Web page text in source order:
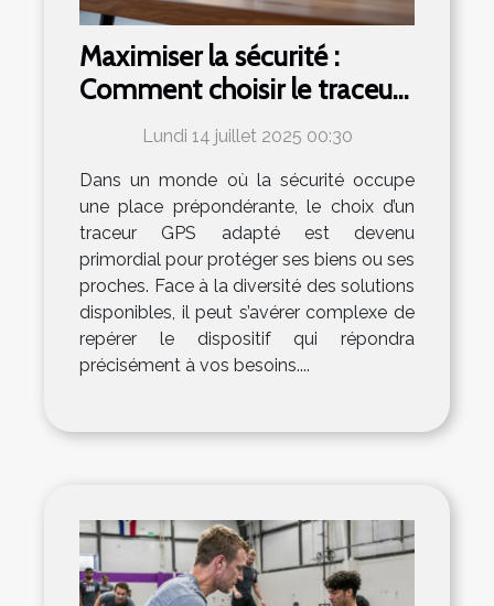
Maximiser la sécurité :
Comment choisir le traceur
GPS idéal ?Lundi 14 juillet 2025 00:30
Dans un monde où la sécurité occupe
une place prépondérante, le choix d’un
traceur GPS adapté est devenu
primordial pour protéger ses biens ou ses
proches. Face à la diversité des solutions
disponibles, il peut s’avérer complexe de
repérer le dispositif qui répondra
précisément à vos besoins....